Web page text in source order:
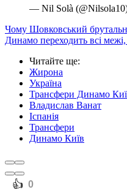
— Nil Solà
Чому Шовковський
Динамо переходить всі
Читайте ще:
Жирона
Україна
Трансфери Динамо
Владислав Ванат
Іспанія
Трансфери
Динамо Київ
️👍 0